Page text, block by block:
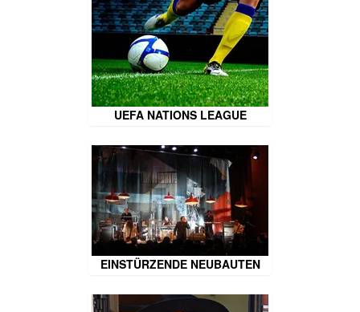
UEFA NATIONS LEAGUE
EINSTÜRZENDE NEUBAUTEN